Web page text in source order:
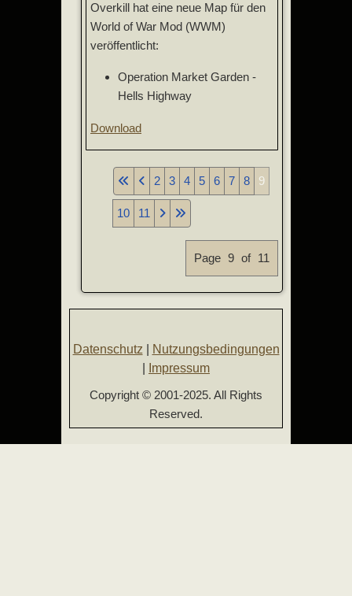
Overkill hat eine neue Map für den
World of War Mod (WWM)
veröffentlicht:
Operation Market Garden -
Hells Highway
Download
Page 9 of 11
2 3 4 5 6 7 8 9
10 11
Datenschutz
Nutzungsbedingungen
Impressum
Copyright © 2001-2025. All Rights
Reserved.